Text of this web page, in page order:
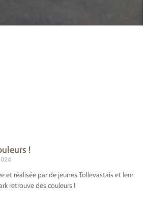
!
et réalisée par de jeunes Tollevastais et leur
retrouve des couleurs !